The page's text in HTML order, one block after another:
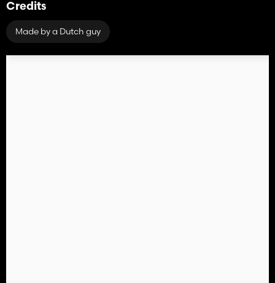
Credits
Made by a Dutch guy